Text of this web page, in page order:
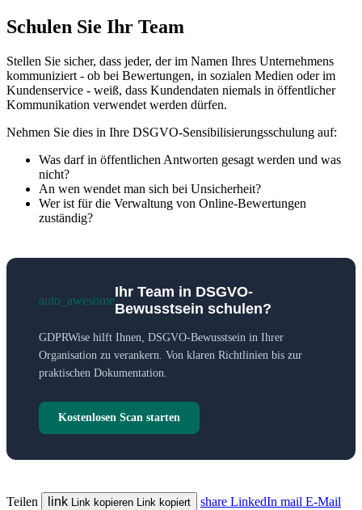
Schulen Sie Ihr Team
Stellen Sie sicher, dass jeder, der im Namen Ihres Unternehmens
kommuniziert - ob bei Bewertungen, in sozialen Medien oder im
Kundenservice - weiß, dass Kundendaten niemals in öffentlicher
Kommunikation verwendet werden dürfen.
Nehmen Sie dies in Ihre DSGVO-Sensibilisierungsschulung auf:
Was darf in öffentlichen Antworten gesagt werden und was
nicht?
An wen wendet man sich bei Unsicherheit?
Wer ist für die Verwaltung von Online-Bewertungen
zuständig?
auto_awesome
Ihr Team in DSGVO-
Bewusstsein schulen?
GDPRWise hilft Ihnen, DSGVO-Bewusstsein in Ihrer
Organisation zu verankern. Von klaren Richtlinien bis zur
praktischen Dokumentation.
Kostenlosen Scan starten
Teilen link Link kopieren Link kopiert share LinkedIn mail E-Mail